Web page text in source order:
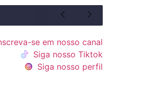
se em nosso canal
Siga nosso Tiktok
Siga nosso perfil